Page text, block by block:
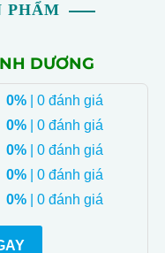
PHẨM
DƯƠNG
0%| 0 đánh giá
0%| 0 đánh giá
0%| 0 đánh giá
0%| 0 đánh giá
0%| 0 đánh giá